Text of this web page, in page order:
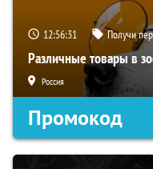
12:56:30 Получи
Различные товары в
Россия
Промокод